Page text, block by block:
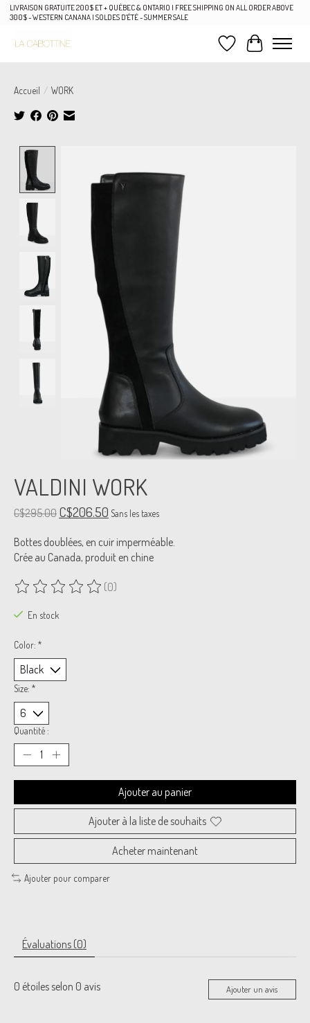
LIVRAISON GRATUITE 200$ ET + QUÉBEC & ONTARIO | FREE SHIPPING ON ALL ORDER ABOVE
300$ - WESTERN CANANA | SOLDES D'ÉTÉ - SUMMER SALE
Liste de souhaits
Panier
Accueil / WORK
VALDINI WORK
C$295.00 C$206.50 Sans les taxes
Bottes doublées, en cuir imperméable.
Crée au Canada, produit en chine
Ce produit est évalué à0
(0)
En stock
Color: *
Size: *
Quantité :
Ajouter au panier
Ajouter à la liste de souhaits
Acheter maintenant
Ajouter pour comparer
Évaluations (0)
0 étoiles selon 0 avis Ajouter un avis